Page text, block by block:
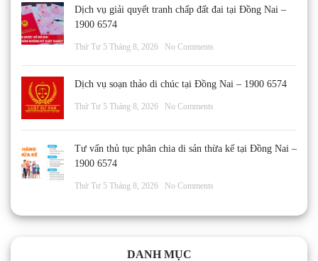
Dịch vụ giải quyết tranh chấp đất đai tại Đồng Nai –
1900 6574
Thứ Tư 5 Tháng 8, 2026 No Comments
Dịch vụ soạn thảo di chúc tại Đồng Nai – 1900 6574
Thứ Tư 5 Tháng 8, 2026 No Comments
Tư vấn thủ tục phân chia di sản thừa kế tại Đồng Nai –
1900 6574
Thứ Tư 5 Tháng 8, 2026 No Comments
DANH MỤC